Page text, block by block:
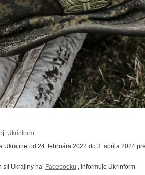
Ukrinform
Ukrajine od 24. februára 2022 do 3. apríla 2024
síl Ukrajiny na Facebooku , informuje Ukrinform.